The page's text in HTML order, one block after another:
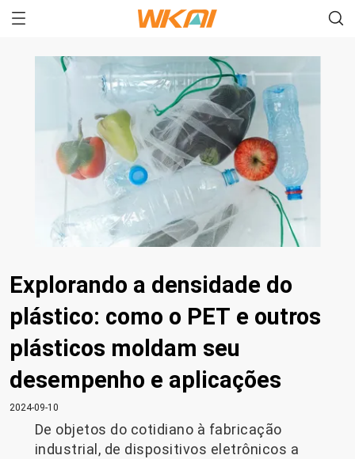
Explorando a densidade do
plástico: como o PET e outros
plásticos moldam seu
desempenho e aplicações
2024-09-10
De objetos do cotidiano à fabricação
industrial, de dispositivos eletrônicos a